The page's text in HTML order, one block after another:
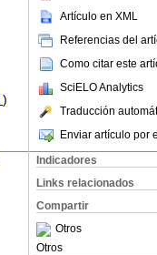
Artículo en XML
Referencias del
Como citar este
SciELO Analytics
Traducción
Enviar artículo por
Indicadores
Links relacionados
Compartir
Otros
Otros
)